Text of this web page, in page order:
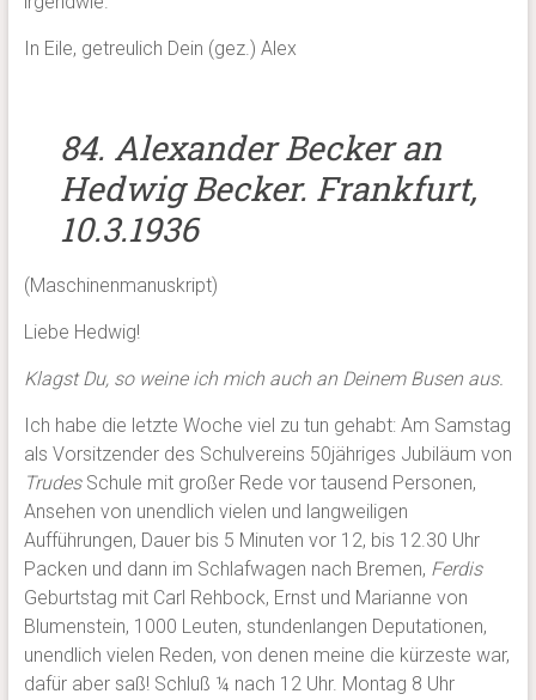
In Eile, getreulich Dein (gez.) Alex
84. Alexander Becker an
Hedwig Becker. Frankfurt,
10.3.1936
(Maschinenmanuskript)
Liebe Hedwig!
Klagst Du, so weine ich mich auch an Deinem Busen aus.
Ich habe die letzte Woche viel zu tun gehabt: Am Samstag
als Vorsitzender des Schulvereins 50jähriges Jubiläum von
TrudesSchule mit großer Rede vor tausend Personen,
Ansehen von unendlich vielen und langweiligen
Aufführungen, Dauer bis 5 Minuten vor 12, bis 12.30 Uhr
Packen und dann im Schlafwagen nach Bremen, Ferdis
Geburtstag mit Carl Rehbock, Ernst und Marianne von
Blumenstein, 1000 Leuten, stundenlangen Deputationen,
unendlich vielen Reden, von denen meine die kürzeste war,
dafür aber saß! Schluß ¼ nach 12 Uhr. Montag 8 Uhr